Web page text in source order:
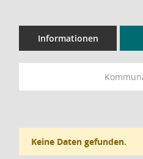
Informationen
Keine Daten gefunden.